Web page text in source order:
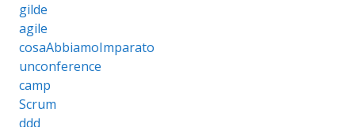
gilde
agile
cosaAbbiamoImparato
unconference
camp
Scrum
ddd